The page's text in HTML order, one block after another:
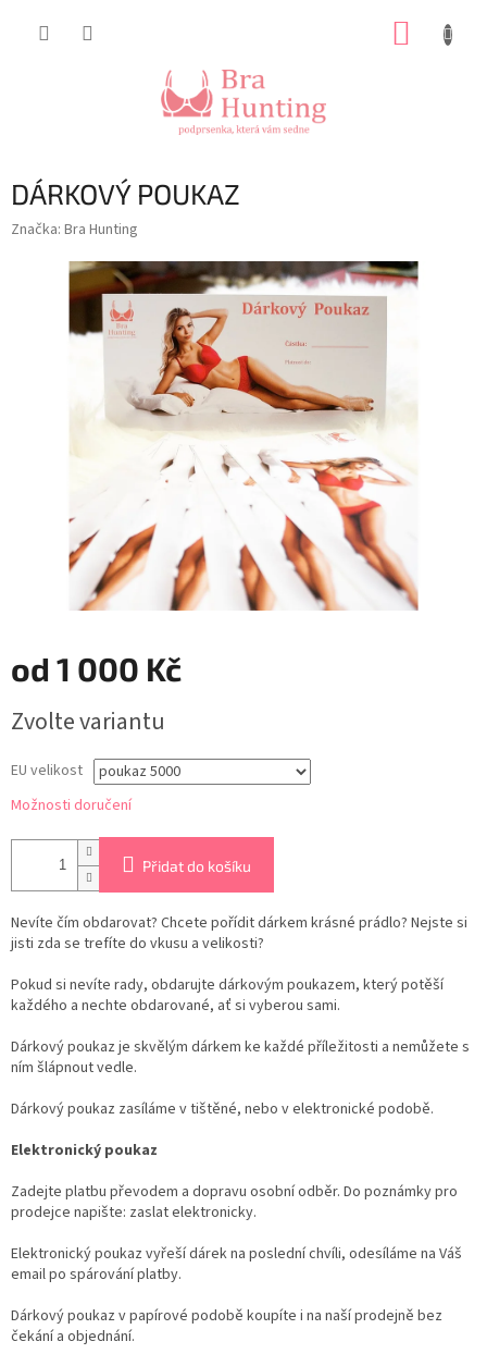
DÁRKOVÝ POUKAZ
Značka: Bra Hunting
od 1 000 Kč
cena:
Zvolte variantu
EU velikost
Možnosti doručení
Přidat do košíku
Nevíte čím obdarovat? Chcete pořídit dárkem krásné prádlo? Nejste si
jisti zda se trefíte do vkusu a velikosti?
Pokud si nevíte rady, obdarujte dárkovým poukazem, který potěší
každého a nechte obdarované, ať si vyberou sami.
Dárkový poukaz je skvělým dárkem ke každé příležitosti a nemůžete s
ním šlápnout vedle.
Dárkový poukaz zasíláme v tištěné, nebo v elektronické podobě.
Elektronický poukaz
Zadejte platbu převodem a dopravu osobní odběr. Do poznámky pro
prodejce napište: zaslat elektronicky.
Elektronický poukaz vyřeší dárek na poslední chvíli, odesíláme na Váš
email po spárování platby.
Dárkový poukaz v papírové podobě koupíte i na naší prodejně bez
čekání a objednání.